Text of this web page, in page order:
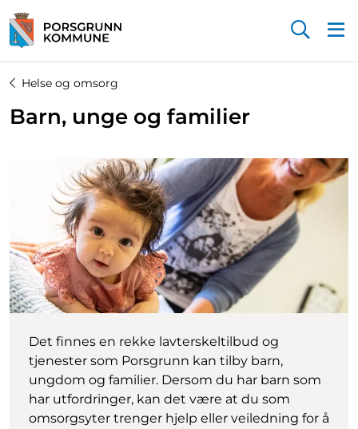
Helse og omsorg
Barn, unge og familier
Det finnes en rekke lavterskeltilbud og
tjenester som Porsgrunn kan tilby barn,
ungdom og familier. Dersom du har barn som
har utfordringer, kan det være at du som
omsorgsyter trenger hjelp eller veiledning for å